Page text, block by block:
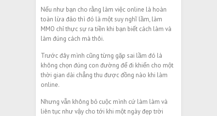
Nếu như bạn cho rằng làm việc online là hoàn
toàn lừa đảo thì đó là một suy nghĩ lầm, làm
MMO chỉ thực sự ra tiền khi bạn biết cách làm và
làm đúng cách mà thôi.
Trước đây mình cũng từng gặp sai lầm đó là
không chọn đúng con đường để đi khiến cho một
thời gian dài chẳng thu được đồng nào khi làm
online.
Nhưng vẫn không bỏ cuộc mình cứ làm làm và
liên tục như vậy cho tới khi một ngày đẹp trời